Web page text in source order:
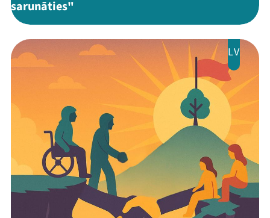
Mana programma
Festivāls
sarunāties"
LV